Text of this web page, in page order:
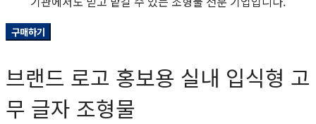
구매하기
브랜드 로고 홍보용 실내 입식형 고
무 글자 조형물